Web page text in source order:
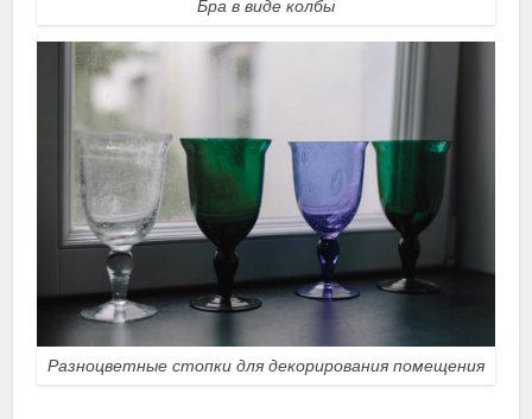
Бра в виде колбы
Разноцветные стопки для декорирования помещения